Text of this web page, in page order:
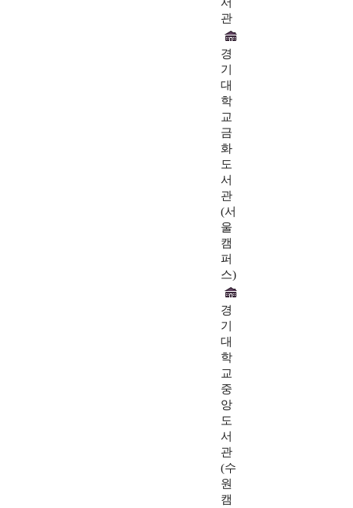
서
관
경
기
대
학
교
금
화
도
서
관
(서
울
캠
퍼
스)
경
기
대
학
교
중
앙
도
서
관
(수
원
캠